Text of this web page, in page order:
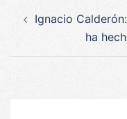
de Ignacio
ha